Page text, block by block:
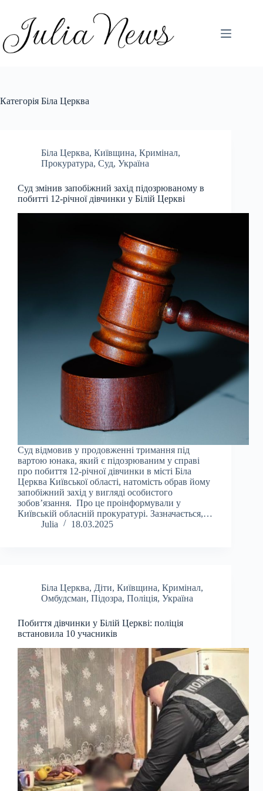
вмісту
Категорія Біла Церква
Біла Церква, Київщина, Кримінал,
Прокуратура, Суд, Україна
Суд змінив запобіжний захід підозрюваному в
побитті 12-річної дівчинки у Білій Церкві
Суд відмовив у продовженні тримання під
вартою юнака, який є підозрюваним у справі
про побиття 12-річної дівчинки в місті Біла
Церква Київської області, натомість обрав йому
запобіжний захід у вигляді особистого
зобов’язання. Про це проінформували у
Київській обласній прокуратурі. Зазначається,…
Julia
18.03.2025
Біла Церква, Діти, Київщина, Кримінал,
Омбудсман, Підозра, Поліція, Україна
Побиття дівчинки у Білій Церкві: поліція
встановила 10 учасників